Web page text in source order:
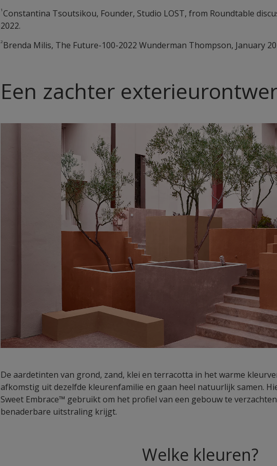
1 Constantina Tsoutsikou, Founder, Studio LOST, from Roundtable
2022.
2Brenda Milis, The Future-100-2022 Wunderman Thompson, January
Een zachter
De aardetinten van grond, zand, klei en terracotta in het warme
afkomstig uit dezelfde kleurenfamilie en gaan heel natuurlijk samen.
Sweet Embrace™ gebruikt om het profiel van een gebouw te
benaderbare uitstraling krijgt.
Welke kleuren?